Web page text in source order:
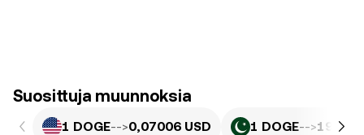
Suosittuja muunnoksia
1 DOGE-->0,07006 USD 1 DOGE-->19,46